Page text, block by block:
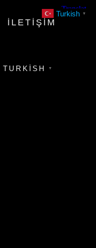
İLETIŞIM
TURKISH ▼
Turkish ▼